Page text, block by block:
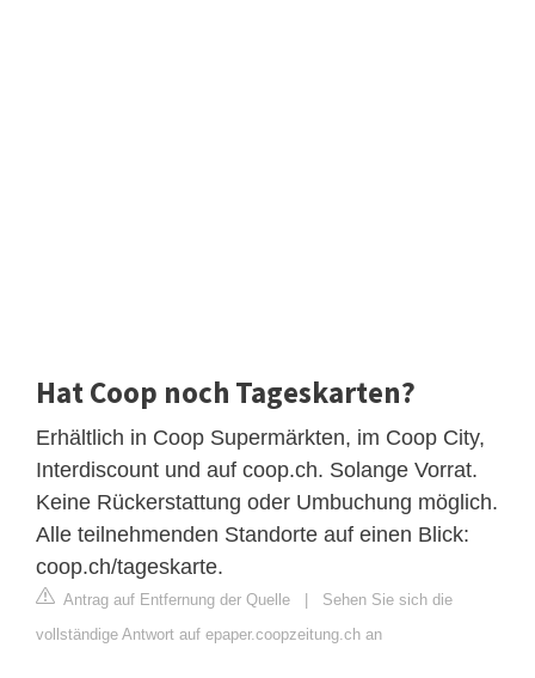
Hat Coop noch Tageskarten?
Erhältlich in Coop Supermärkten, im Coop City,
Interdiscount und auf coop.ch. Solange Vorrat.
Keine Rückerstattung oder Umbuchung möglich.
Alle teilnehmenden Standorte auf einen Blick:
coop.ch/tageskarte.
Antrag auf Entfernung der Quelle | Sehen Sie sich die
vollständige Antwort auf epaper.coopzeitung.ch an